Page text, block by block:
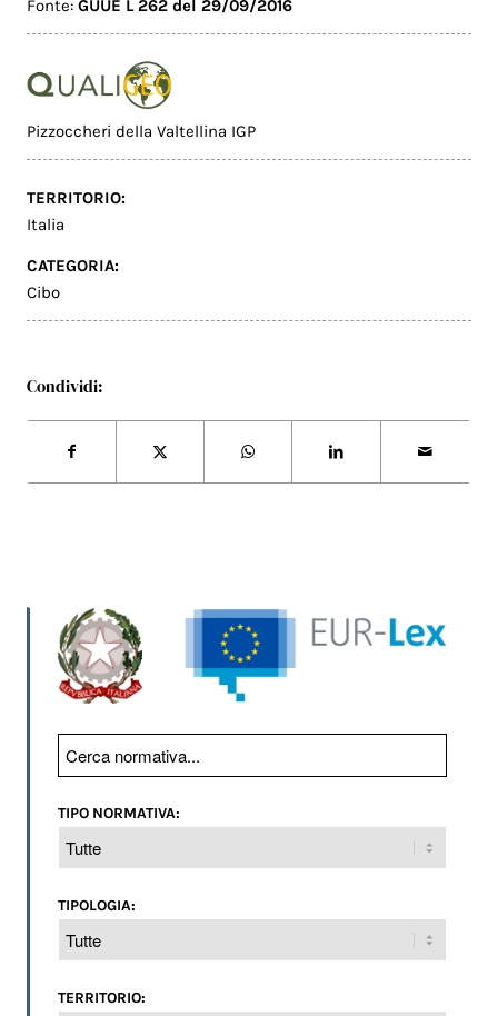
Fonte:GUUE L 262 del 29/09/2016
Pizzoccheri della Valtellina IGP
TERRITORIO:
Italia
CATEGORIA:
Cibo
Condividi:
TIPO NORMATIVA:
TIPOLOGIA:
TERRITORIO: